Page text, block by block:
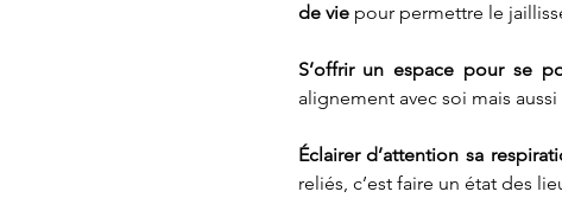
de vie pour permettre le
S’offrir un espace pour se
alignement avec soi mais
Éclairer d’attention sa
reliés, c’est faire un état des